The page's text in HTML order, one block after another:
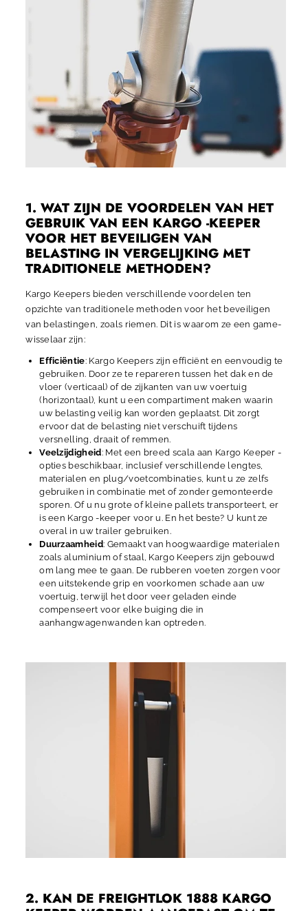
1. WAT ZIJN DE VOORDELEN VAN HET
GEBRUIK VAN EEN KARGO -KEEPER
VOOR HET BEVEILIGEN VAN
BELASTING IN VERGELIJKING MET
TRADITIONELE METHODEN?
Kargo Keepers bieden verschillende voordelen ten
opzichte van traditionele methoden voor het beveiligen
van belastingen, zoals riemen. Dit is waarom ze een game-
wisselaar zijn:
Efficiëntie: Kargo Keepers zijn efficiënt en eenvoudig te
gebruiken. Door ze te repareren tussen het dak en de
vloer (verticaal) of de zijkanten van uw voertuig
(horizontaal), kunt u een compartiment maken waarin
uw belasting veilig kan worden geplaatst. Dit zorgt
ervoor dat de belasting niet verschuift tijdens
versnelling, draait of remmen.
Veelzijdigheid: Met een breed scala aan Kargo Keeper -
opties beschikbaar, inclusief verschillende lengtes,
materialen en plug/voetcombinaties, kunt u ze zelfs
gebruiken in combinatie met of zonder gemonteerde
sporen. Of u nu grote of kleine pallets transporteert, er
is een Kargo -keeper voor u. En het beste? U kunt ze
overal in uw trailer gebruiken.
Duurzaamheid: Gemaakt van hoogwaardige materialen
zoals aluminium of staal, Kargo Keepers zijn gebouwd
om lang mee te gaan. De rubberen voeten zorgen voor
een uitstekende grip en voorkomen schade aan uw
voertuig, terwijl het door veer geladen einde
compenseert voor elke buiging die in
aanhangwagenwanden kan optreden.
2. KAN DE FREIGHTLOK 1888 KARGO